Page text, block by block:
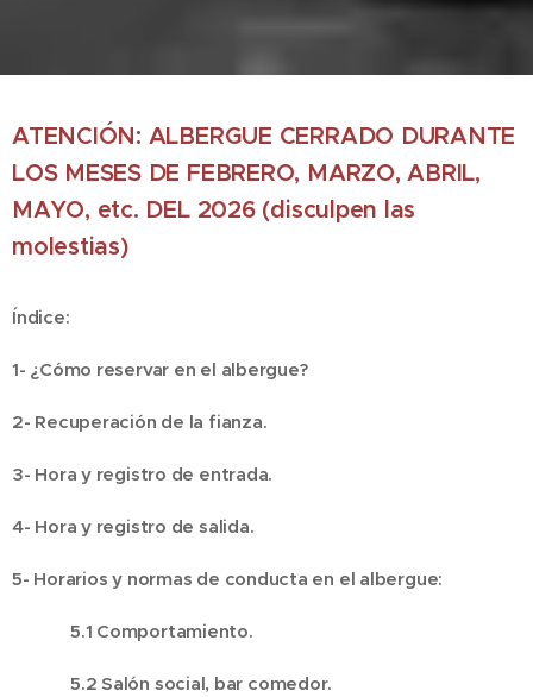
ATENCIÓN: ALBERGUE CERRADO DURANTE
LOS MESES DE FEBRERO, MARZO, ABRIL,
MAYO, etc. DEL 2026 (disculpen las
molestias)
Índice:
1- ¿Cómo reservar en el albergue?
2- Recuperación de la fianza.
3- Hora y registro de entrada.
4- Hora y registro de salida.
5- Horarios y normas de conducta en el albergue:
5.1 Comportamiento.
5.2 Salón social, bar comedor.